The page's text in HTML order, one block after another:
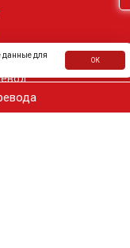
данные для
ОК